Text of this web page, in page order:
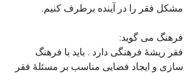
مشکل فقر را در آینده برطرف کنیم.
فرهنگ می گوید:
فقر ریشۀ فرهنگی دارد . باید با فرهنگ
سازی و ایجاد فضایی مناسب بر مسئلۀ فقر